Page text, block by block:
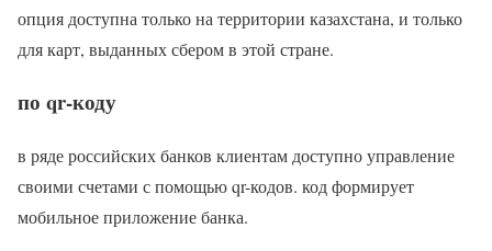
опция доступна только на территории казахстана, и только
для карт, выданных сбером в этой стране.
по qr-коду
в ряде российских банков клиентам доступно управление
своими счетами с помощью qr-кодов. код формирует
мобильное приложение банка.